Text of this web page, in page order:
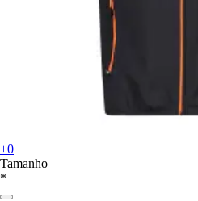
+0
Tamanho
*